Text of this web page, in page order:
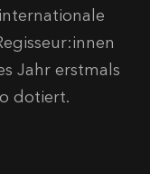
Jahr erstmals
dotiert.